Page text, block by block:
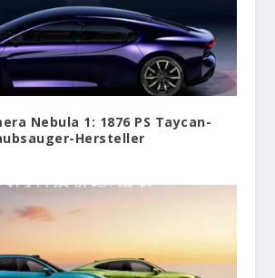
Nebula 1: 1876 PS Taycan-
Hersteller